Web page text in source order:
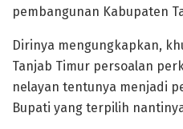
pembangunan Kabupaten
Dirinya mengungkapkan,
Tanjab Timur persoalan
nelayan tentunya menjadi
Bupati yang terpilih